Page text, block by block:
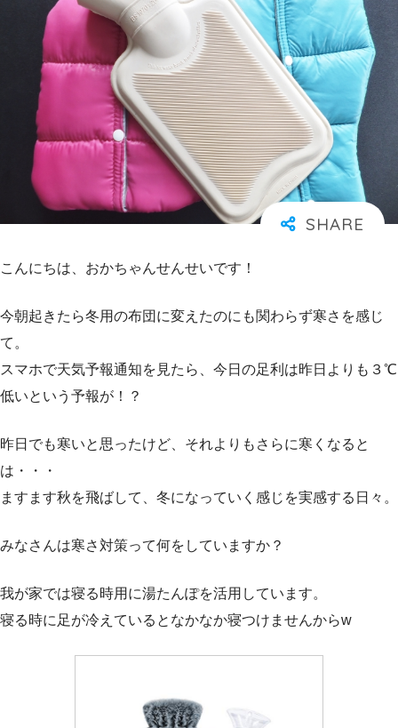
こんにちは、おかちゃんせんせいです！
今朝起きたら冬用の布団に変えたのにも関わらず寒さを感じ
て。
スマホで天気予報通知を見たら、今日の足利は昨日よりも３℃
低いという予報が！？
昨日でも寒いと思ったけど、それよりもさらに寒くなると
は・・・
ますます秋を飛ばして、冬になっていく感じを実感する日々。
みなさんは寒さ対策って何をしていますか？
我が家では寝る時用に湯たんぽを活用しています。
寝る時に足が冷えているとなかなか寝つけませんからw